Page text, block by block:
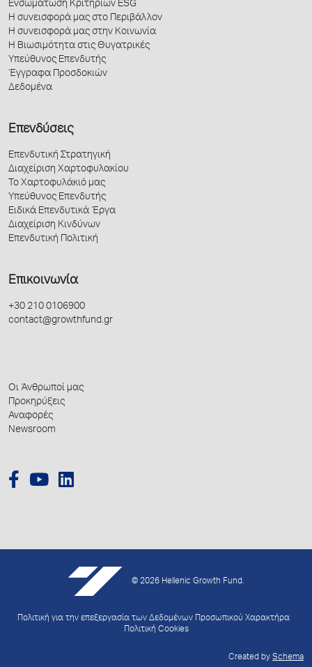
Ενσωμάτωση Κριτηρίων ESG
Η συνεισφορά μας στο Περιβάλλον
Η συνεισφορά μας στην Κοινωνία
Η Βιωσιμότητα στις Θυγατρικές
Υπεύθυνος Επενδυτής
Έγγραφα Προσδοκιών
Δεδομένα
Επενδύσεις
Επενδυτική Στρατηγική
Διαχείριση Χαρτοφυλακίου
Το Χαρτοφυλάκιό μας
Υπεύθυνος Επενδυτής
Ειδικά Επενδυτικά Έργα
Διαχείριση Κινδύνων
Επενδυτική Πολιτική
Επικοινωνία
+30 210 0106900
contact@growthfund.gr
Οι Άνθρωποί μας
Προκηρύξεις
Αναφορές
Newsroom
© 2026 Hellenic Growth Fund.
Πολιτική για την επεξεργασία των Δεδομένων Προσωπικού Χαρακτήρα
Πολιτική Cookies
Created by Schema